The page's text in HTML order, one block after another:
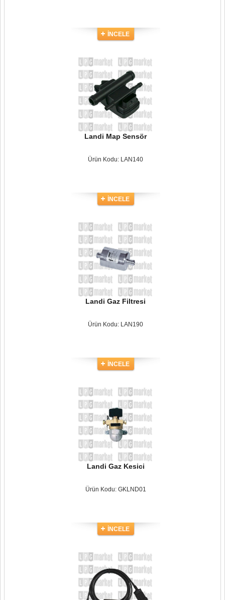
İNCELE
Landi Map Sensör
Ürün Kodu: LAN140
İNCELE
Landi Gaz Filtresi
Ürün Kodu: LAN190
İNCELE
Landi Gaz Kesici
Ürün Kodu: GKLND01
İNCELE